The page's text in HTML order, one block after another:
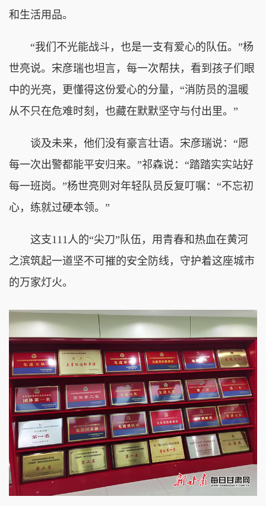
和生活用品。
“我们不光能战斗，也是一支有爱心的队伍。”杨
世亮说。宋彦瑞也坦言，每一次帮扶，看到孩子们眼
中的光亮，更懂得这份爱心的分量，“消防员的温暖
从不只在危难时刻，也藏在默默坚守与付出里。”
谈及未来，他们没有豪言壮语。宋彦瑞说：“愿
每一次出警都能平安归来。”祁森说：“踏踏实实站好
每一班岗。”杨世亮则对年轻队员反复叮嘱：“不忘初
心，练就过硬本领。”
这支111人的“尖刀”队伍，用青春和热血在黄河
之滨筑起一道坚不可摧的安全防线，守护着这座城市
的万家灯火。